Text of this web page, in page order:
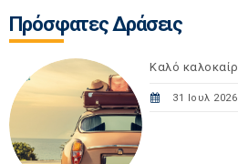
Πρόσφατες Δράσεις
Καλό
31 Ιουλ 2026